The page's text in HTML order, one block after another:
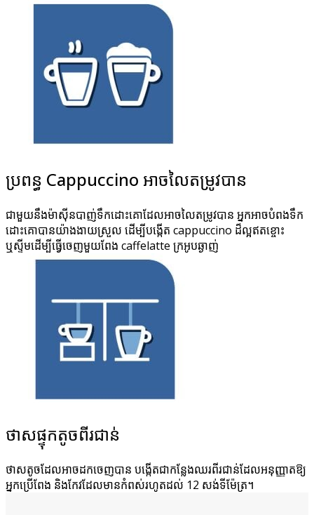
ប្រពន្ធ Cappuccino អាចលៃតម្រូវបាន
ជាមួយនឹងម៉ាស៊ីនបាញ់ទឹកដោះគោដែលអាចលៃតម្រូវបាន អ្នកអាចបំពងទឹក
ដោះគោបានយ៉ាងងាយស្រួល ដើម្បីបង្កើត cappuccino ដ៏ល្អឥតខ្ចោះ
ឬស្ទីមដើម្បីធ្វើចេញមួយពែង caffelatte ក្រអូបឆ្ងាញ់
ថាសផ្ទុកតូចពីរជាន់
ថាសតូចដែលអាចដកចេញបាន បង្កើតជាកន្លែងឈរពីរជាន់ដែលអនុញ្ញាតឱ្យ
អ្នកប្រើពែង និងកែវដែលមានកំពស់រហូតដល់ 12 សង់ទីម៉ែត្រ។